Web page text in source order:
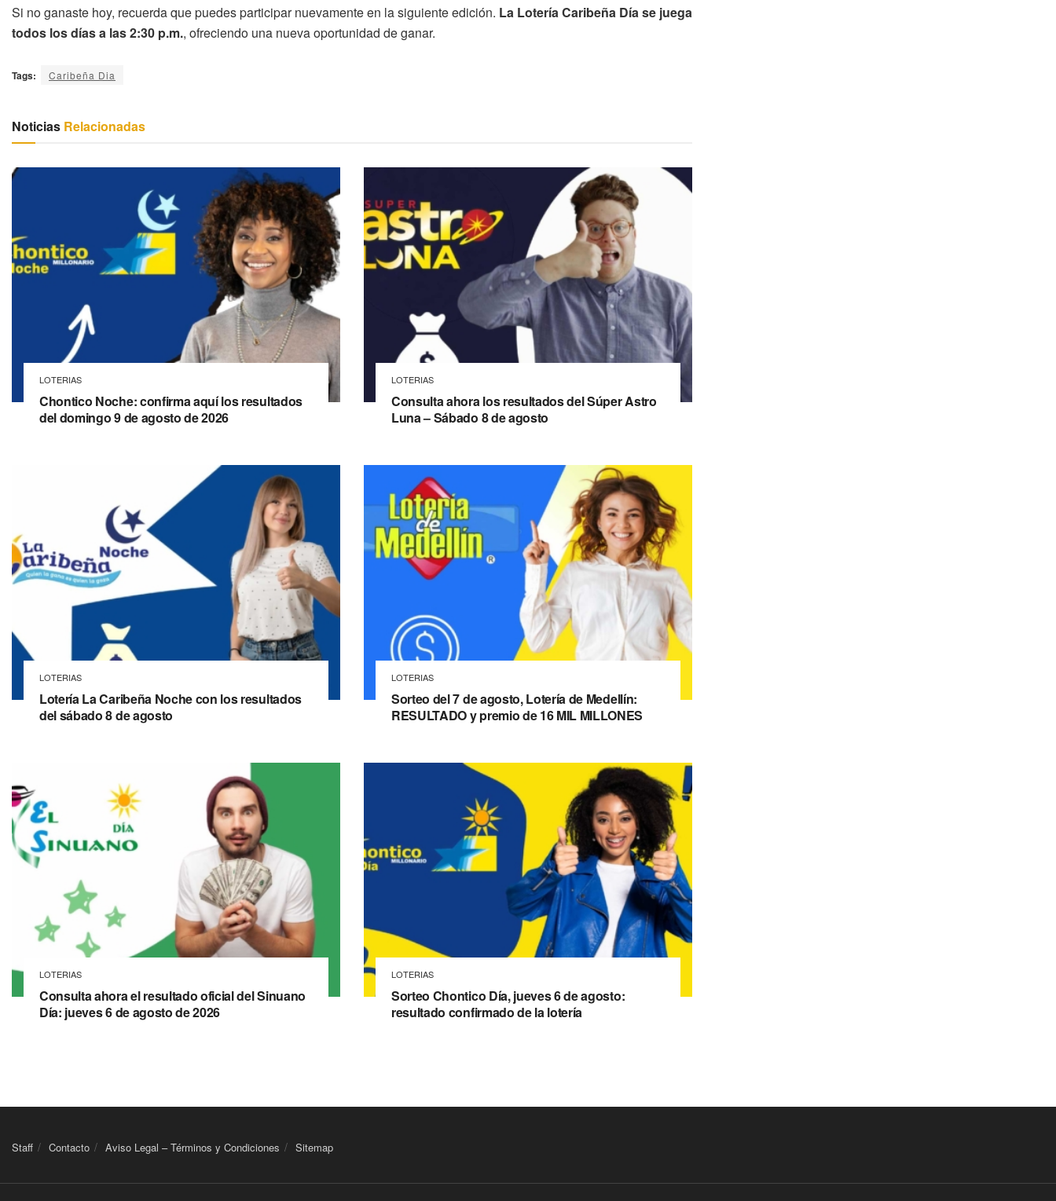
Si no ganaste hoy, recuerda que puedes participar nuevamente en la siguiente edición. La Lotería Caribeña Día se juega
todos los días a las 2:30 p.m., ofreciendo una nueva oportunidad de ganar.
Tags: Caribeña Dia
Noticias Relacionadas
LOTERIAS
Chontico Noche: confirma aquí los resultados
del domingo 9 de agosto de 2026
LOTERIAS
Consulta ahora los resultados del Súper Astro
Luna – Sábado 8 de agosto
LOTERIAS
Lotería La Caribeña Noche con los resultados
del sábado 8 de agosto
LOTERIAS
Sorteo del 7 de agosto, Lotería de Medellín:
RESULTADO y premio de 16 MIL MILLONES
LOTERIAS
Consulta ahora el resultado oficial del Sinuano
Día: jueves 6 de agosto de 2026
LOTERIAS
Sorteo Chontico Día, jueves 6 de agosto:
resultado confirmado de la lotería
Staff Contacto Aviso Legal – Términos y Condiciones Sitemap